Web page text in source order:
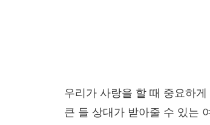
우리가 사랑을 할 때 중요하
큰 들 상대가 받아줄 수 있는